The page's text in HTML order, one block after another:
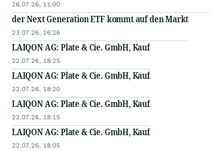
26.07.26, 11:00
der Next Generation ETF kommt auf den Markt
23.07.26, 16:26
LAIQON AG: Plate & Cie. GmbH, Kauf
22.07.26, 18:25
LAIQON AG: Plate & Cie. GmbH, Kauf
22.07.26, 18:20
LAIQON AG: Plate & Cie. GmbH, Kauf
22.07.26, 18:15
LAIQON AG: Plate & Cie. GmbH, Kauf
22.07.26, 18:05